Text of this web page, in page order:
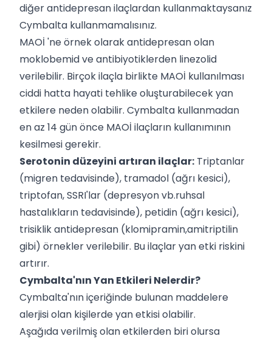
diğer antidepresan ilaçlardan kullanmaktaysanız
Cymbalta kullanmamalısınız.
MAOİ 'ne örnek olarak antidepresan olan
moklobemid ve antibiyotiklerden linezolid
verilebilir. Birçok ilaçla birlikte MAOİ kullanılması
ciddi hatta hayati tehlike oluşturabilecek yan
etkilere neden olabilir. Cymbalta kullanmadan
en az 14 gün önce MAOİ ilaçların kullanımının
kesilmesi gerekir.
Serotonin düzeyini artıran ilaçlar: Triptanlar
(migren tedavisinde), tramadol (ağrı kesici),
triptofan, SSRI'lar (depresyon vb.ruhsal
hastalıkların tedavisinde), petidin (ağrı kesici),
trisiklik antidepresan (klomipramin,amitriptilin
gibi) örnekler verilebilir. Bu ilaçlar yan etki riskini
artırır.
Cymbalta'nın Yan Etkileri Nelerdir?
Cymbalta'nın içeriğinde bulunan maddelere
alerjisi olan kişilerde yan etkisi olabilir.
Aşağıda verilmiş olan etkilerden biri olursa